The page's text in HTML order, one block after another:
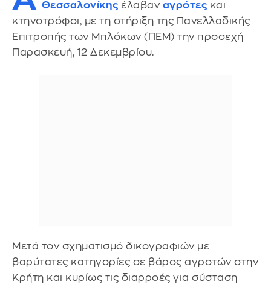
Θεσσαλονίκης έλαβαν αγρότες και
κτηνοτρόφοι, με τη στήριξη της Πανελλαδικής
Επιτροπής των Μπλόκων (ΠΕΜ) την προσεχή
Παρασκευή, 12 Δεκεμβρίου.
Μετά τον σχηματισμό δικογραφιών με
βαρύτατες κατηγορίες σε βάρος αγροτών στην
Κρήτη και κυρίως τις διαρροές για σύσταση